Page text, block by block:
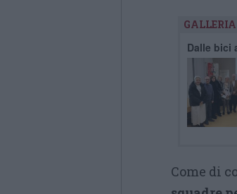
Dalle bici
Come di